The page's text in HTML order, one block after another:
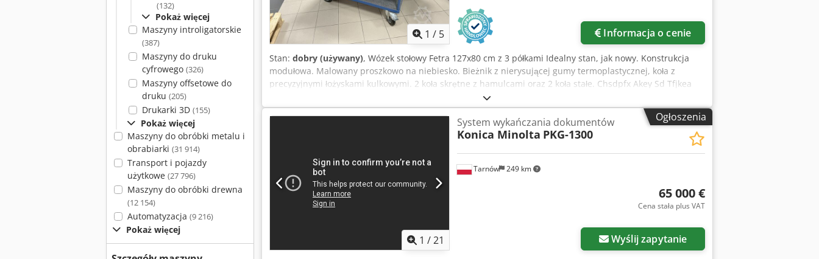
(132)
Pokaż więcej
Maszyny introligatorskie
(387)
Maszyny do druku
cyfrowego (326)
Maszyny offsetowe do
druku (205)
Drukarki 3D (155)
Pokaż więcej
Maszyny do obróbki metalu i
obrabiarki (31 914)
Transport i pojazdy
użytkowe (27 796)
Maszyny do obróbki drewna
(12 154)
Automatyzacja (9 216)
Pokaż więcej
1 / 5 Informacja o cenie
Stan: dobry (używany), Wózek stołowy Fetra 127x80 cm z 3 półkami Idealny stan, jak nowy. Konstrukcja
modułowa. Malowany proszkowo na niebiesko. Bieżnik z nierysującej gumy termoplastycznej, koła z
precyzyjnymi łożyskami kulkowymi. 2 koła skrętne z hamulcami oraz 2 koła stałe. Chsdpfx Akey Sd Tfjkea
Ogłoszenia
1 /21
Tarnów 249 km
System wykańczania dokumentów
Konica Minolta PKG-1300
65 000 €
Cena stała plus VAT
Wyślij zapytanie